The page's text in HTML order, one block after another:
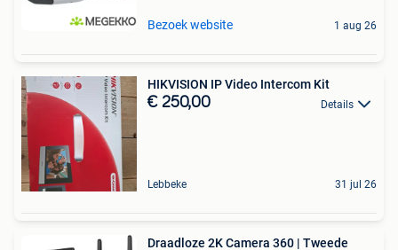
Bezoek website 1 aug 26
HIKVISION IP Video Intercom Kit
€ 250,00 Details
Lebbeke 31 jul 26
Draadloze 2K Camera 360 | Tweede